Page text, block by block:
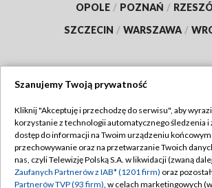
OPOLE / POZNAŃ /
SZCZECIN / WARSZAWA /
TVP
Abonament TVP
Emisja w TVP
Regulamin TVP
Polityka prywatności
Szanujemy Twoją prywatność
Kliknij "Akceptuję i przechodzę do serwisu", aby
korzystanie z technologii automatycznego śledzenia i
dostęp do informacji na Twoim urządzeniu końcowym
przechowywanie oraz na przetwarzanie Twoich
nas, czyli Telewizję Polską S.A. w likwidacji (zwaną
Zaufanych Partnerów z IAB* (1201 firm) oraz
Partnerów TVP (93 firm), w celach marketingowych